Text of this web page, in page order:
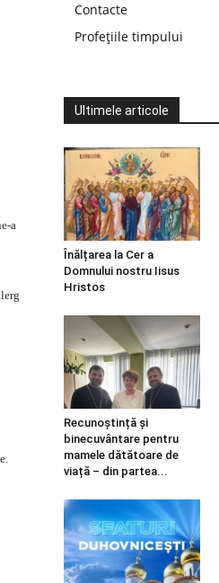
a
Contacte
Profețiile timpului
Ultimele articole
Înălțarea la Cer a
Domnului nostru Iisus
Hristos
Recunoștință și
binecuvântare pentru
mamele dătătoare de
viață – din partea...